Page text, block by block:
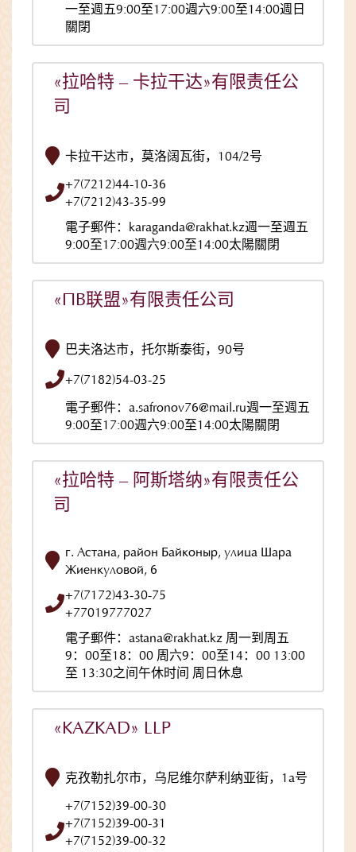
一至週五9:00至17:00週六9:00至14:00週日
關閉
«拉哈特 – 卡拉干达»有限责任公
司
卡拉干达市，莫洛阔瓦街，104/2号
+7(7212)44-10-36
+7(7212)43-35-99
電子郵件：karaganda@rakhat.kz週一至週五
9:00至17:00週六9:00至14:00太陽關閉
«ПВ联盟»有限责任公司
巴夫洛达市，托尔斯泰街，90号
+7(7182)54-03-25
電子郵件：a.safronov76@mail.ru週一至週五
9:00至17:00週六9:00至14:00太陽關閉
«拉哈特 – 阿斯塔纳»有限责任公
司
г. Астана, район Байконыр, улица Шара
Жиенкуловой, 6
+7(7172)43-30-75
+77019777027
電子郵件：astana@rakhat.kz 周一到周五
9：00至18：00 周六9：00至14：00 13:00
至 13:30之间午休时间 周日休息
«KAZKAD» LLP
克孜勒扎尔市，乌尼维尔萨利纳亚街，1a号
+7(7152)39-00-30
+7(7152)39-00-31
+7(7152)39-00-32